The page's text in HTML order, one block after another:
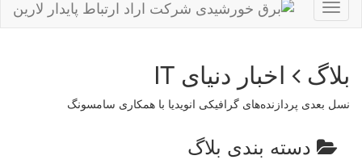
Toggle
navigation
بلاگ اخبار دنیای IT
نسل بعدی پردازنده‌های گرافیکی انویدیا با همکاری سامسونگ
دسته بندی بلاگ